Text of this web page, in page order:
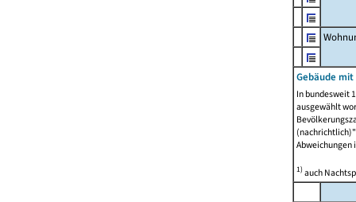
Gebäude
In bundesweit
ausgewählt
Abweichungen
1)auch